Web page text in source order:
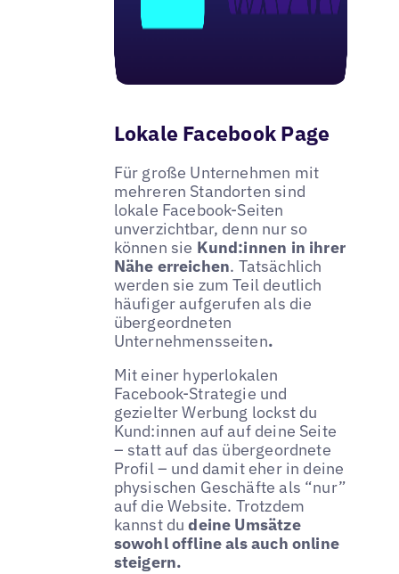
Lokale Facebook Page
Für große Unternehmen mit
mehreren Standorten sind
lokale Facebook-Seiten
unverzichtbar, denn nur so
können sie Kund:innen in ihrer
Nähe erreichen. Tatsächlich
werden sie zum Teil deutlich
häufiger aufgerufen als die
übergeordneten
Unternehmensseiten.
Mit einer hyperlokalen
Facebook-Strategie und
gezielter Werbung lockst du
Kund:innen auf auf deine Seite
– statt auf das übergeordnete
Profil – und damit eher in deine
physischen Geschäfte als “nur”
auf die Website. Trotzdem
kannst du deine Umsätze
sowohl offline als auch online
steigern.